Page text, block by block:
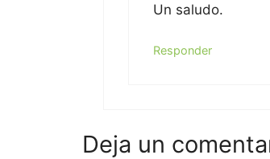
Un saludo.
Responder
Deja un